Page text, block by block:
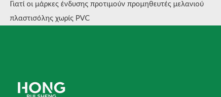
Γιατί οι μάρκες ένδυσης προτιμούν προμηθευτές μελανιού
πλαστισόλης χωρίς PVC